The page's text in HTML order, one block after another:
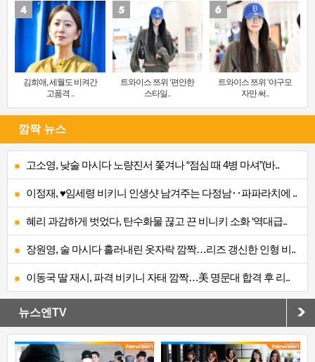
김희애, 세월도 비켜간
고품격 ..
트와이스 쯔위 ‘편안한
스타일..
트와이스 쯔위 ‘야구모
자만 써..
깜짝 뉴스
고소영, 낮술 마시다 노량진서 쫓겨나 “점심 때 4병 마셔”(바..
이정재, ♥임세령 비키니 인생샷 남겨주는 다정남‥파파라치에 ..
혜리 과감하게 벗었다, 탄수화물 끊고 끈 비니키 소화 ‘역대급..
장원영, 술 마시다 흘러내린 옷자락 깜짝…리즈 갱신한 인형 비..
이동국 딸 재시, 파격 비키니 자태 깜짝…美 명문대 합격 후 리..
뉴스엔TV